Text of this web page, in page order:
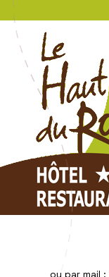
ou par mail :